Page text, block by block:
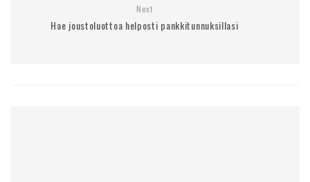
Next
Hae joustoluottoa helposti pankkitunnuksillasi